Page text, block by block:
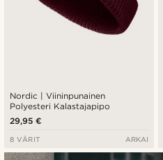
Nordic | Viininpunainen
Polyesteri Kalastajapipo
29,95 €
8 VÄRIT ARKAI